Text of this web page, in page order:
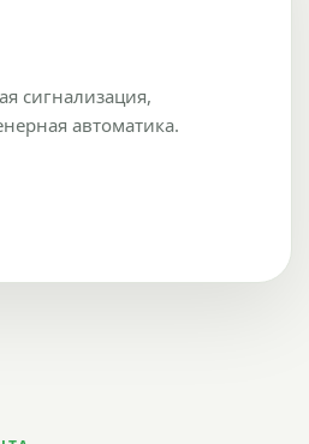
сигнализация,
автоматика.